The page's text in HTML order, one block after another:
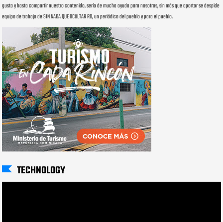
gusta y hasta compartir nuestro contenido, sería de mucha ayuda para nosotros, sin más que aportar se despide
equipo de trabajo de SIN NADA QUE OCULTAR RD, un periódico del pueblo y para el pueblo.
TECHNOLOGY